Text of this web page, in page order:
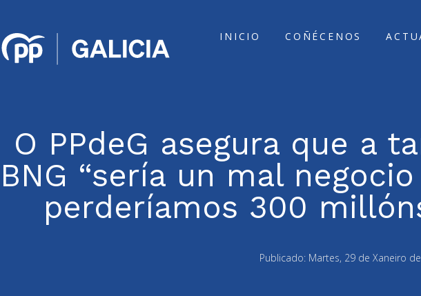
INICIO COÑÉCENOS
O PPdeG asegura que a
BNG “sería un mal
perderíamos 300
Publicado: Martes, 29 de Xaneiro